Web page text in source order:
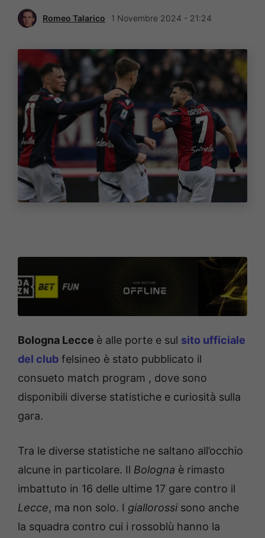
Romeo Talarico 1 Novembre 2024 - 21:24
Bologna Lecce è alle porte e sul sito ufficiale
del club felsineo è stato pubblicato il
consueto match program , dove sono
disponibili diverse statistiche e curiosità sulla
gara.
Tra le diverse statistiche ne saltano all’occhio
alcune in particolare. Il Bologna è rimasto
imbattuto in 16 delle ultime 17 gare contro il
Lecce, ma non solo. I giallorossi sono anche
la squadra contro cui i rossoblù hanno la